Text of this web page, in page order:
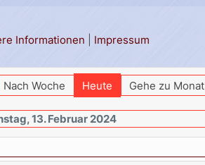
Nach Woche Heute Gehe zu Monat
13. Februar 2024
Informationen
Impressum